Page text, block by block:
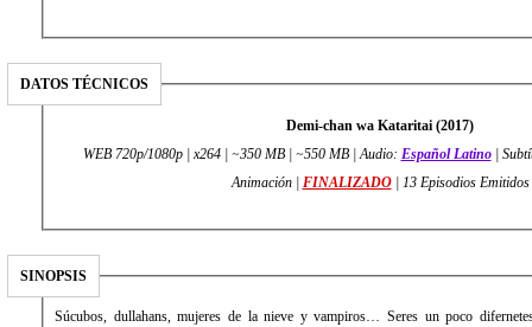
DATOS TÉCNICOS
Demi-chan wa Kataritai (2017)
WEB 720p/1080p | x264 | ~350 MB | ~550 MB | Audio: Español Latino|
Animación | FINALIZADO| 13 Episodios Emitidos
SINOPSIS
Súcubos, dullahans, mujeres de la nieve y vampiros… Seres un poco